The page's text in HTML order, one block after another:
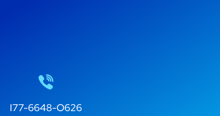
I77-6648-O626